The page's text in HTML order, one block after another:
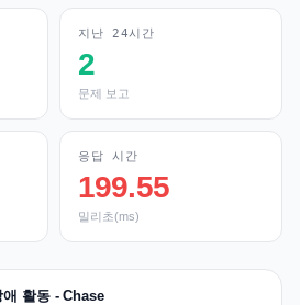
지난 24시간
2
문제 보고
응답 시간
199.55
밀리초(ms)
활동 - Chase